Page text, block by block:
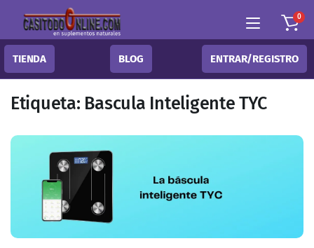
0
TIENDA BLOG ENTRAR/REGISTRO
Etiqueta: Bascula Inteligente TYC